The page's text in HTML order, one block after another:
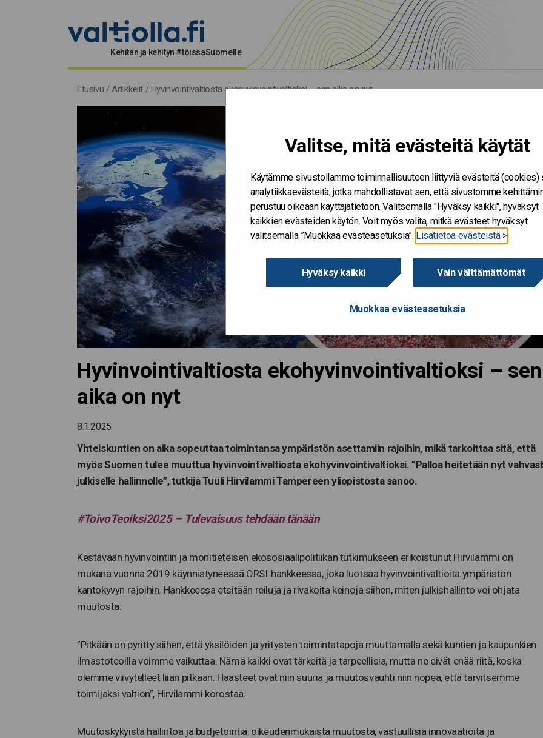
Valitse, mitä evästeitä käytät
Käytämme sivustollamme toiminnallisuuteen liittyviä evästeitä (cookies)
analytiikkaevästeitä, jotka mahdollistavat sen, että sivustomme
perustuu oikeaan käyttäjätietoon. Valitsemalla "Hyväksy kaikki", hyväksyt
kaikkien evästeiden käytön. Voit myös valita, mitkä evästeet hyväksyt
valitsemalla ”Muokkaa evästeasetuksia”. Lisätietoa evästeistä >
Hyväksy kaikki Vain välttämättömät
Muokkaa evästeasetuksia
Kehitän ja kehityn #töissäSuomelle
Etusivu /Artikkelit / Hyvinvointivaltiosta ekohyvinvointivaltioksi – sen aika on nyt
Hyvinvointivaltiosta ekohyvinvointivaltioksi – sen
aika on nyt
8.1.2025
Yhteiskuntien on aika sopeuttaa toimintansa ympäristön asettamiin rajoihin, mikä tarkoittaa sitä, että
myös Suomen tulee muuttua hyvinvointivaltiosta ekohyvinvointivaltioksi. ”Palloa heitetään nyt
julkiselle hallinnolle”, tutkija Tuuli Hirvilammi Tampereen yliopistosta sanoo.
#ToivoTeoiksi2025 – Tulevaisuus tehdään tänään
Kestävään hyvinvointiin ja monitieteisen ekososiaalipolitiikan tutkimukseen erikoistunut Hirvilammi on
mukana vuonna 2019 käynnistyneessä ORSI-hankkeessa, joka luotsaa hyvinvointivaltioita ympäristön
kantokyvyn rajoihin. Hankkeessa etsitään reiluja ja rivakoita keinoja siihen, miten julkishallinto voi ohjata
muutosta.
”Pitkään on pyritty siihen, että yksilöiden ja yritysten toimintatapoja muuttamalla sekä kuntien ja kaupunkien
ilmastoteoilla voimme vaikuttaa. Nämä kaikki ovat tärkeitä ja tarpeellisia, mutta ne eivät enää riitä, koska
olemme viivytelleet liian pitkään. Haasteet ovat niin suuria ja muutosvauhti niin nopea, että tarvitsemme
toimijaksi valtion”, Hirvilammi korostaa.
Muutoskykyistä hallintoa ja budjetointia, oikeudenmukaista muutosta, vastuullisia innovaatioita ja